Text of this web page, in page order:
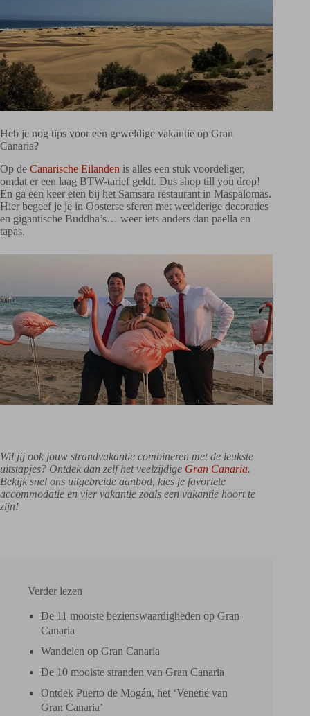
Heb je nog tips voor een geweldige vakantie op Gran
Canaria?
Op de Canarische Eilanden is alles een stuk voordeliger,
omdat er een laag BTW-tarief geldt. Dus shop till you drop!
En ga een keer eten bij het Samsara restaurant in Maspalomas.
Hier begeef je je in Oosterse sferen met weelderige decoraties
en gigantische Buddha’s… weer iets anders dan paella en
tapas.
Wil jij ook jouw strandvakantie combineren met de leukste
uitstapjes? Ontdek dan zelf het veelzijdige Gran Canaria.
Bekijk snel ons uitgebreide aanbod, kies je favoriete
accommodatie en vier vakantie zoals een vakantie hoort te
zijn!
Verder lezen
De 11 mooiste bezienswaardigheden op Gran
Canaria
Wandelen op Gran Canaria
De 10 mooiste stranden van Gran Canaria
Ontdek Puerto de Mogán, het ‘Venetië van
Gran Canaria’